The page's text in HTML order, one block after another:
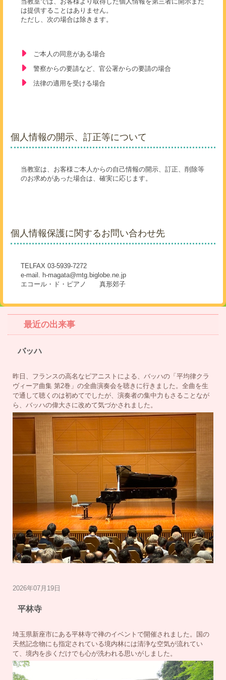
は提供することはありません。
ただし、次の場合は除きます。
ご本人の同意がある場合
警察からの要請など、官公署からの要請の場合
法律の適用を受ける場合
個人情報の開示、訂正等について
当教室は、お客様ご本人からの自己情報の開示、訂正、削除等
のお求めがあった場合は、確実に応じます。
個人情報保護に関するお問い合わせ先
TELFAX 03-5939-7272
e-mail. h-magata@mtg.biglobe.ne.jp
エコール・ド・ピアノ 真形郊子
最近の出来事
バッハ
昨日、フランスの高名なピアニストによる、バッハの「平均律クラ
ヴィーア曲集 第2巻」の全曲演奏会を聴きに行きました。全曲を生
で通して聴くのは初めてでしたが、演奏者の集中力もさることなが
ら、バッハの偉大さに改めて気づかされました。
2026年07月19日
平林寺
埼玉県新座市にある平林寺で禅のイベントで開催されました。国の
天然記念物にも指定されている境内林には清浄な空気が流れてい
て、境内を歩くだけでも心が洗われる思いがしました。